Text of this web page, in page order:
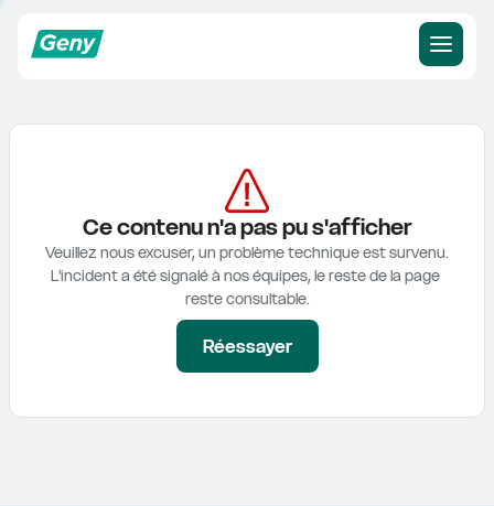
Ce contenu n'a pas pu s'afficher
Veuillez nous excuser, un problème technique est survenu.
L'incident a été signalé à nos équipes, le reste de la page
reste consultable.
Réessayer